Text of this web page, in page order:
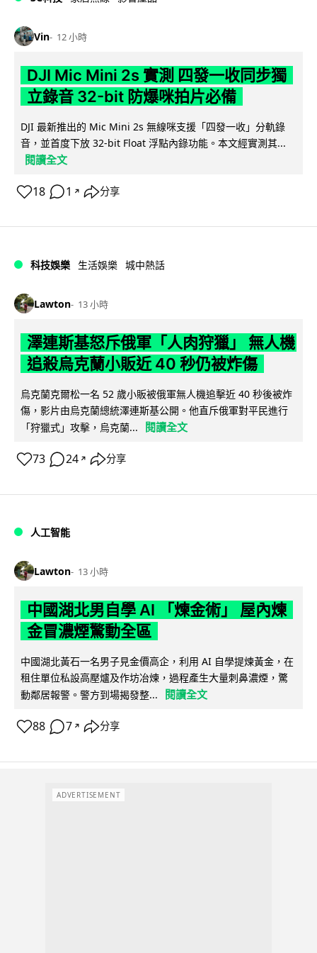
Vin 12 小時
DJI Mic Mini 2s 實測 四發一收同步獨
立錄音 32-bit 防爆咪拍片必備
DJI 最新推出的 Mic Mini 2s 無線咪支援「四發一收」分軌錄
音，並首度下放 32-bit Float 浮點內錄功能。本文經實測其...
閱讀全文
18 1 ↗ 分享
科技娛樂 生活娛樂 城中熱話
Lawton 13 小時
澤連斯基怒斥俄軍「人肉狩獵」 無人機
追殺烏克蘭小販近 40 秒仍被炸傷
烏克蘭克爾松一名 52 歲小販被俄軍無人機追擊近 40 秒後被炸
傷，影片由烏克蘭總統澤連斯基公開。他直斥俄軍對平民進行
「狩獵式」攻擊，烏克蘭...
閱讀全文
73 24 ↗ 分享
人工智能
Lawton 13 小時
中國湖北男自學 AI 「煉金術」 屋內煉
金冒濃煙驚動全區
中國湖北黃石一名男子見金價高企，利用 AI 自學提煉黃金，在
租住單位私設高壓爐及作坊冶煉，過程產生大量刺鼻濃煙，驚
動鄰居報警。警方到場揭發整...
閱讀全文
88 7 ↗ 分享
ADVERTISEMENT